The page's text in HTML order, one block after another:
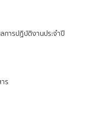
การปฏิบัติงานประจำปี
ร